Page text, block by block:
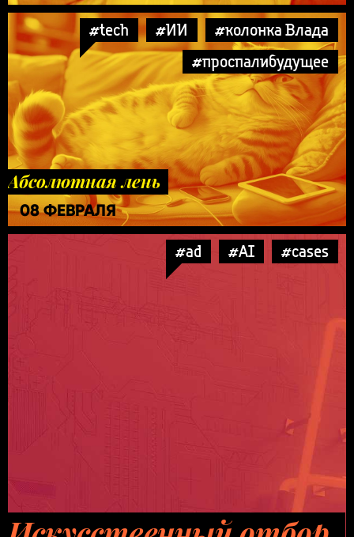
#tech #ИИ
#колонка Влада
#проспалибудущее
Абсолютная лень
08 ФЕВРАЛЯ
#ad #AI #cases